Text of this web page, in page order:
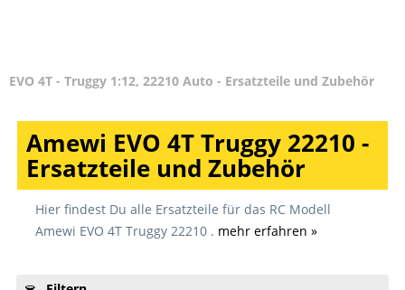
EVO 4T - Truggy 1:12, 22210 Auto - Ersatzteile und Zubehör
Amewi EVO 4T Truggy 22210 -
Ersatzteile und Zubehör
Hier findest Du alle Ersatzteile für das RC Modell
Amewi EVO 4T Truggy 22210 . mehr erfahren »